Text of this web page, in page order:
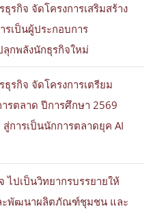
รกิจ จัดโครงการเสริมสร้าง
รเป็นผู้ประกอบการ
ลุกพลังนักธุรกิจใหม่
รกิจ จัดโครงการเตรียม
รตลาด ปีการศึกษา 2569
การเป็นนักการตลาดยุค AI
ปเป็นวิทยากรบรรยายให้
ละพัฒนาผลิตภัณฑ์ชุมชน และ